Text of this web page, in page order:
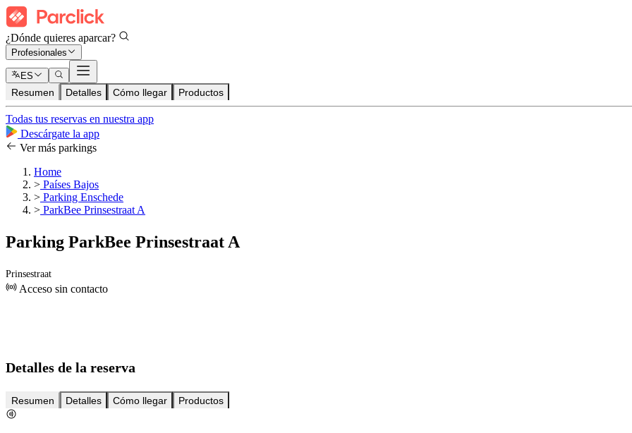
¿Dónde quieres aparcar?
Profesionales
ES
Resumen Detalles Cómo llegar Productos
Todas tus reservas en nuestra app
Descárgate la app
Ver más parkings
Home
> Países Bajos
> Parking Enschede
> ParkBee Prinsestraat A
Parking ParkBee Prinsestraat A
Prinsestraat
Acceso sin contacto
Detalles de la reserva
Resumen Detalles Cómo llegar Productos